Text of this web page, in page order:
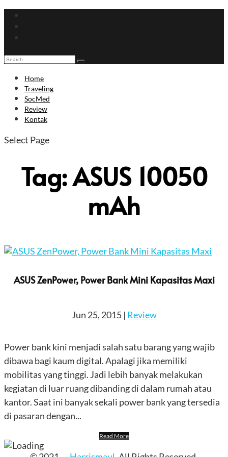
Home
Traveling
SocMed
Review
Kontak
Select Page
Tag:ASUS 10050
mAh
ASUS ZenPower, Power Bank Mini Kapasitas Maxi
Jun 25, 2015| Review
Power bank kini menjadi salah satu barang yang wajib
dibawa bagi kaum digital. Apalagi jika memiliki
mobilitas yang tinggi. Jadi lebih banyak melakukan
kegiatan di luar ruang dibanding di dalam rumah atau
kantor. Saat ini banyak sekali power bank yang tersedia
di pasaran dengan...
Read More